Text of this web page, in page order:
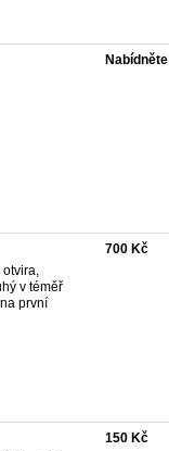
Nabídněte
otvira,
v téměř
první
700 Kč
150 Kč